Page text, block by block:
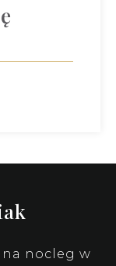
na nocleg w